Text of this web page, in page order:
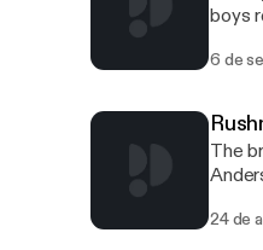
boys
6 de
The
24 de